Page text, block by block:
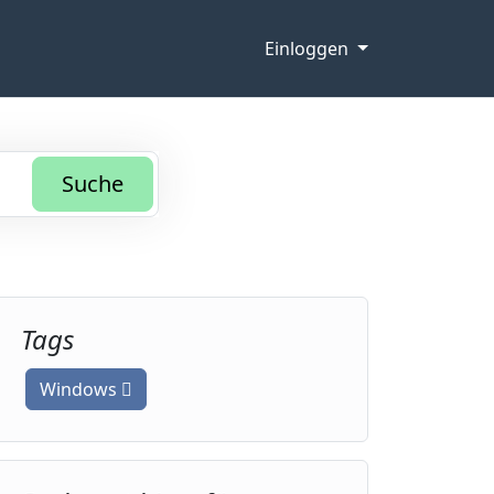
Einloggen
Suche
Tags
Windows